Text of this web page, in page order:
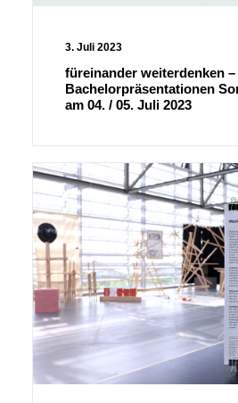
3. Juli 2023
füreinander weiterdenken –
Bachelorpräsentationen
am 04. / 05. Juli 2023